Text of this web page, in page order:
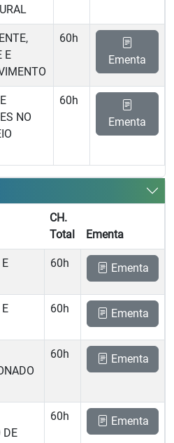
E
60h
Ementa
NO
60h
Ementa
CH.
Total
Ementa
60h Ementa
60h Ementa
60h Ementa
DE
60h Ementa